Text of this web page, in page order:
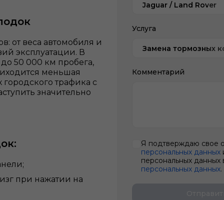
от веса автомобиля и
эксплуатации. В
50 000 км пробега,
меньшая
трафика с
значительно
при нажатии на
Jaguar / Land Rover
Услуга
Замена тормозных
Комментарий
Я подтверждаю свое
персональных данных
персональных данных
персональных данных.